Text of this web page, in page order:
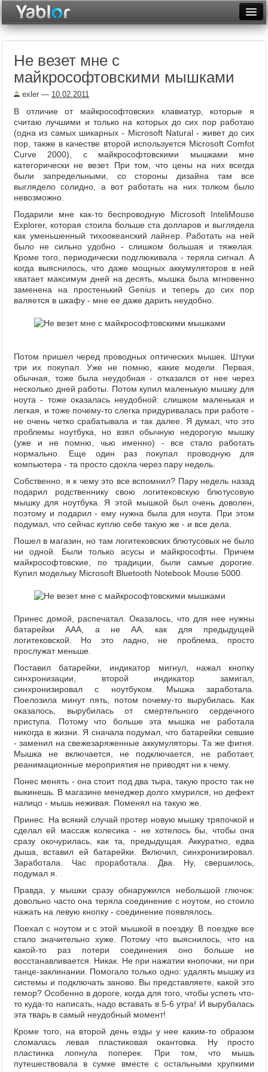
Месяц
Рейтинги
Архив
Фототоп
Видеотоп
Не везет мне с
майкрософтовскими мышками
exler — 10.02.2011
В отличие от майкрософтовских клавиатур, которые я
считаю лучшими и только на которых до сих пор работаю
(одна из самых шикарных - Microsoft Natural - живет до сих
пор, также в качестве второй используется Microsoft Comfot
Curve 2000), с майкрософтовскими мышками мне
категорически не везет. При том, что цены на них всегда
были запредельными, со стороны дизайна там все
выглядело солидно, а вот работать на них толком было
невозможно.
Подарили мне как-то беспроводную Microsoft InteliMouse
Explorer, которая стоила больше ста долларов и выглядела
как уменьшенный тихоокеанский лайнер. Работать на ней
было не сильно удобно - слишком большая и тяжелая.
Кроме того, периодически подглюкивала - теряла сигнал. А
когда выяснилось, что даже мощных аккумуляторов в ней
хватает максимум дней на десять, мышка была мгновенно
заменена на простенький Genius и теперь до сих пор
валяется в шкафу - мне ее даже дарить неудобно.
Потом пришел черед проводных оптических мышек. Штуки
три их покупал. Уже не помню, какие модели. Первая,
обычная, тоже была неудобная - отказался от нее через
несколько дней работы. Потом купил маленькую мышку для
ноута - тоже оказалась неудобной: слишком маленькая и
легкая, и тоже почему-то слегка придуривалась при работе -
не очень четко срабатывала и так далее. Я думал, что это
проблемы ноутбука, но взял обычную недорогую мышку
(уже и не помню, чью именно) - все стало работать
нормально. Еще один раз покупал проводную для
компьютера - та просто сдохла через пару недель.
Собственно, я к чему это все вспомнил? Пару недель назад
подарил родственнику свою логитековскую блютусовую
мышку для ноутбука. Я этой мышкой был очень доволен,
поэтому и подарил - ему нужна была для ноута. При этом
подумал, что сейчас куплю себе такую же - и все дела.
Пошел в магазин, но там логитековских блютусовых не было
ни одной. Были только асусы и майкрософты. Причем
майкрософтовские, по традиции, были самые дорогие.
Купил модельку Microsoft Bluetooth Notebook Mouse 5000.
Принес домой, распечатал. Оказалось, что для нее нужны
батарейки ААА, а не АА, как для предыдущей
логитековской. Но это ладно, не проблема, просто
прослужат меньше.
Поставил батарейки, индикатор мигнул, нажал кнопку
синхронизации, второй индикатор замигал,
синхронизировал с ноутбуком. Мышка заработала.
Поелозила минут пять, потом почему-то вырубилась. Как
оказалось, вырубилась от смертельного сердечного
приступа. Потому что больше эта мышка не работала
никогда в жизни. Я сначала подумал, что батарейки севшие
- заменил на свежезаряженные аккумуляторы. Та же фигня.
Мышка не включается, не подключается, не работает,
реанимационные мероприятия не приводят ни к чему.
Понес менять - она стоит под два тыра, такую просто так не
выкинешь. В магазине менеджер долго хмурился, но дефект
налицо - мышь неживая. Поменял на такую же.
Принес. На всякий случай протер новую мышку тряпочкой и
сделал ей массаж колесика - не хотелось бы, чтобы она
сразу окочурилась, как та, предыдущая. Аккуратно, едва
дыша, вставил ей батарейки. Включил, синхронизировал.
Заработала. Час проработала. Два. Ну, свершилось,
подумал я.
Правда, у мышки сразу обнаружился небольшой глючок:
довольно часто она теряла соединение с ноутом, но стоило
нажать на левую кнопку - соединение появлялось.
Поехал с ноутом и с этой мышкой в поездку. В поездке все
стало значительно хуже. Потому что выяснилось, что на
какой-то раз потери соединения оно больше не
восстанавливается. Никак. Не при нажатии кнопочки, ни при
танце-заклинании. Помогало только одно: удалять мышку из
системы и подключать заново. Вы представляете, какой это
гемор? Особенно в дороге, когда для того, чтобы успеть что-
то куда-то написать, надо вставать в 5-6 утра! И вырубалась
эта тварь в самый неудобный момент!
Кроме того, на второй день езды у нее каким-то образом
сломалась левая пластиковая окантовка. Ну просто
пластинка лопнула поперек. При том, что мышь
путешествовала в сумке вместе с остальными хрупкими